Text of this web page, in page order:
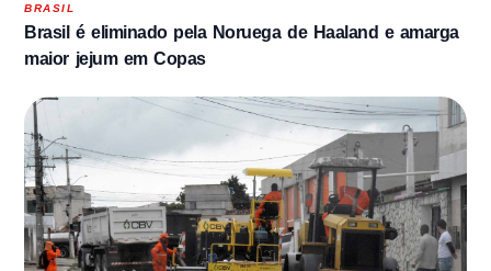
BRASIL
Brasil é eliminado pela Noruega de Haaland e amarga
maior jejum em Copas